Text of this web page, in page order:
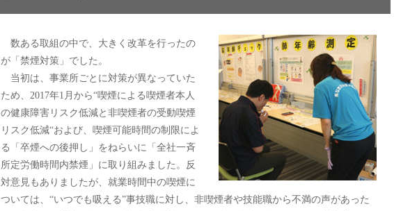
数ある取組の中で、大きく改革を行ったの
が「禁煙対策」でした。
当初は、事業所ごとに対策が異なっていた
ため、2017年1月から“喫煙による喫煙者本人
の健康障害リスク低減と非喫煙者の受動喫煙
リスク低減“および、喫煙可能時間の制限によ
る「卒煙への後押し」をねらいに「全社一斉
所定労働時間内禁煙」に取り組みました。反
対意見もありましたが、就業時間中の喫煙に
ついては、“いつでも吸える”事技職に対し、非喫煙者や技能職から不満の声があった